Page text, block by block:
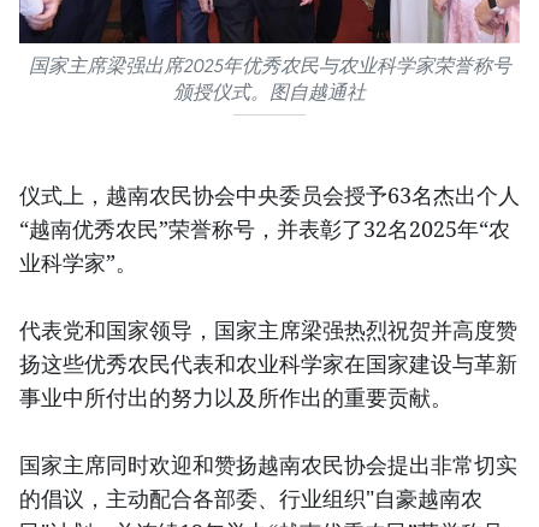
国家主席梁强出席2025年优秀农民与农业科学家荣誉称号
颁授仪式。图自越通社
仪式上，越南农民协会中央委员会授予63名杰出个人
“越南优秀农民”荣誉称号，并表彰了32名2025年“农
业科学家”。
代表党和国家领导，国家主席梁强热烈祝贺并高度赞
扬这些优秀农民代表和农业科学家在国家建设与革新
事业中所付出的努力以及所作出的重要贡献。
国家主席同时欢迎和赞扬越南农民协会提出非常切实
的倡议，主动配合各部委、行业组织"自豪越南农